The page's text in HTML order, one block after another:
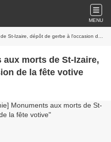
MENU
dépôt de gerbe à l'occasion de la fête votive
aux morts de St-Izaire,
de la fête votive